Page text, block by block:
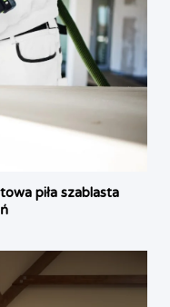
piła szablasta